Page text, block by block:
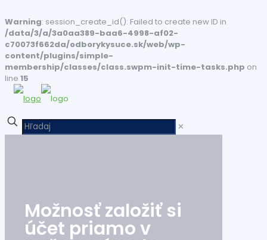
Warning: session_create_id(): Failed to create new ID in
/data/3/a/3a0aa389-baa6-4998-af02-
c70073f662da/odborykysuce.sk/web/wp-
content/plugins/simple-
membership/classes/class.swpm-init-time-tasks.php on
line 15
✕
Možnosť založiť si
účet priamo v